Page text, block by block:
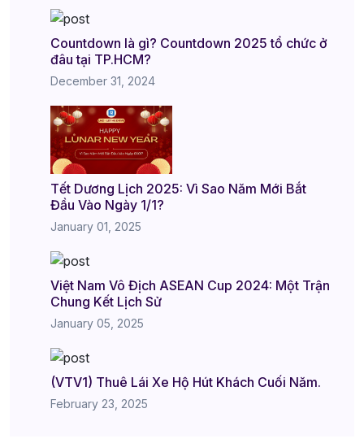
Countdown là gì? Countdown 2025 tổ chức ở
đâu tại TP.HCM?
December 31, 2024
Tết Dương Lịch 2025: Vì Sao Năm Mới Bắt
Đầu Vào Ngày 1/1?
January 01, 2025
Việt Nam Vô Địch ASEAN Cup 2024: Một Trận
Chung Kết Lịch Sử
January 05, 2025
(VTV1) Thuê Lái Xe Hộ Hút Khách Cuối Năm.
February 23, 2025